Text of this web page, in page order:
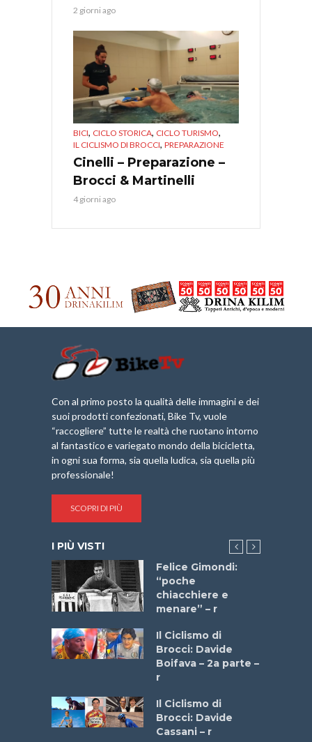
2 giorni ago
BICI, CICLO STORICA, CICLO TURISMO,
IL CICLISMO DI BROCCI, PREPARAZIONE
Cinelli – Preparazione –
Brocci & Martinelli
4 giorni ago
Con al primo posto la qualità delle immagini e dei
suoi prodotti confezionati, Bike Tv, vuole
“raccogliere” tutte le realtà che ruotano intorno
al fantastico e variegato mondo della bicicletta,
in ogni sua forma, sia quella ludica, sia quella più
professionale!
SCOPRI DI PIÙ
I PIÙ VISTI
Felice Gimondi:
“poche
chiacchiere e
menare” – r
Il Ciclismo di
Brocci: Davide
Boifava – 2a parte –
r
Il Ciclismo di
Brocci: Davide
Cassani – r